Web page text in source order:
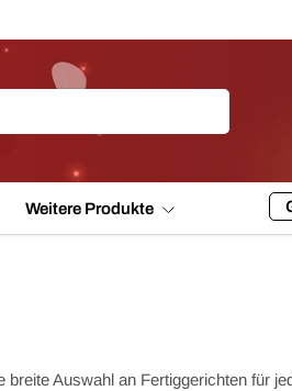
Weitere Produkte
breite Auswahl an Fertiggerichten für